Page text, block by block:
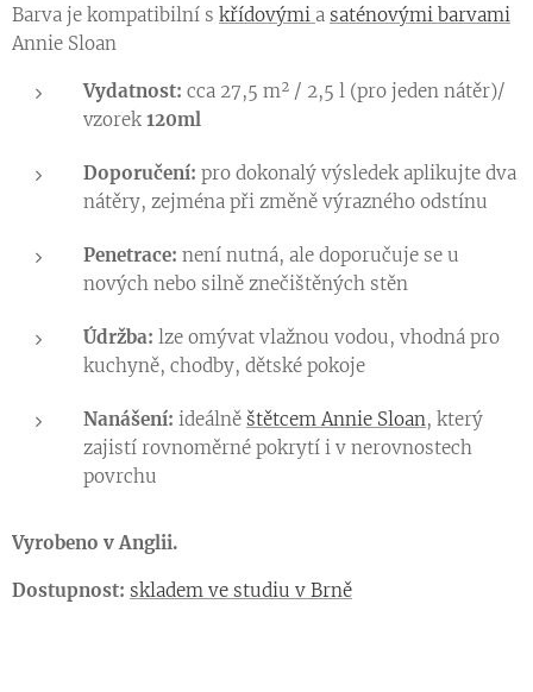
Barva je kompatibilní s křídovými a saténovými barvami
Annie Sloan
Vydatnost: cca 27,5 m² / 2,5 l (pro jeden nátěr)/
vzorek 120ml
Doporučení: pro dokonalý výsledek aplikujte dva
nátěry, zejména při změně výrazného odstínu
Penetrace: není nutná, ale doporučuje se u
nových nebo silně znečištěných stěn
Údržba: lze omývat vlažnou vodou, vhodná pro
kuchyně, chodby, dětské pokoje
Nanášení: ideálně štětcem Annie Sloan, který
zajistí rovnoměrné pokrytí i v nerovnostech
povrchu
Vyrobeno v Anglii.
Dostupnost: skladem ve studiu v Brně